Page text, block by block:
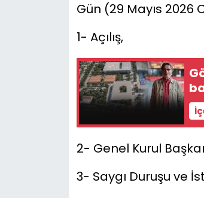
Gün (29 Mayıs
1- Açılış,
2- Genel Kurul
3- Saygı Duruşu ve